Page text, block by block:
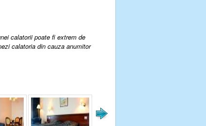
calatorii poate fi extrem de
calatoria din cauza anumitor